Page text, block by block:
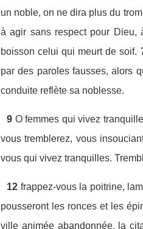
un noble, on ne dira plus du
à agir sans respect pour Dieu,
boisson celui qui meurt de soif.
par des paroles fausses, alors
conduite reflète sa noblesse.
9 O femmes qui vivez
vous tremblerez, vous
vous qui vivez tranquilles.
12 frappez-vous la poitrine,
pousseront les ronces et les
ville animée abandonnée, la